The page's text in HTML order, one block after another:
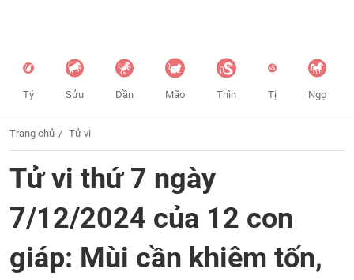
Tý Sửu Dần Mão Thìn Tị Ngọ
Trang chủ Tử vi
Tử vi thứ 7 ngày
7/12/2024 của 12 con
giáp: Mùi cần khiêm tốn,